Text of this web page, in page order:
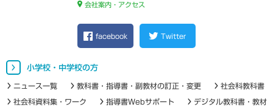
会社案内・アクセス
facebook Twitter
小学校・中学校の方
ニュース一覧 教科書・指導書・副教材の訂正・変更 社会科教科書
社会科資料集・ワーク 指導書Webサポート デジタル教科書・教材